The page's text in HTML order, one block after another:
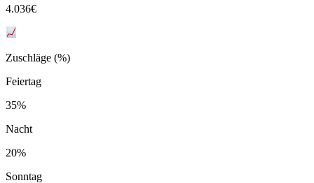
4.036€
Zuschläge (%)
Feiertag
35%
Nacht
20%
Sonntag